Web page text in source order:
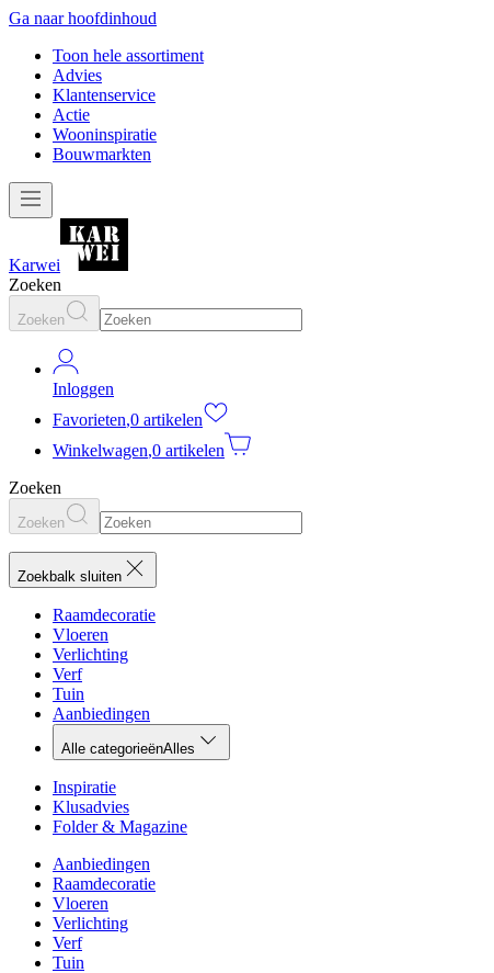
Ga naar hoofdinhoud
Toon hele assortiment
Advies
Klantenservice
Actie
Wooninspiratie
Bouwmarkten
Karwei
Zoeken
Zoeken
Inloggen
Favorieten,0 artikelen
Winkelwagen,0 artikelen
Zoeken
Zoeken
Zoekbalk sluiten
Raamdecoratie
Vloeren
Verlichting
Verf
Tuin
Aanbiedingen
Alle categorieënAlles
Inspiratie
Klusadvies
Folder & Magazine
Aanbiedingen
Raamdecoratie
Vloeren
Verlichting
Verf
Tuin